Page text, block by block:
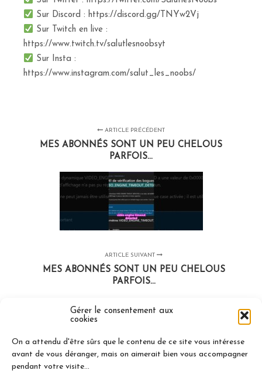
Gérer le consentement aux
cookies
On a attendu d'être sûrs que le contenu de ce site vous intéresse
avant de vous déranger, mais on aimerait bien vous accompagner
pendant votre visite...
Sur Discord : https://discord.gg/TNYw2Vj
Sur Twitch en live :
https://www.twitch.tv/salutlesnoobsyt
Sur Insta :
https://www.instagram.com/salut_les_noobs/
ARTICLE PRÉCÉDENT
MES ABONNÉS SONT UN PEU CHELOUS
PARFOIS...
ARTICLE SUIVANT
MES ABONNÉS SONT UN PEU CHELOUS
PARFOIS...
LAISSER UN COMMENTAIRE